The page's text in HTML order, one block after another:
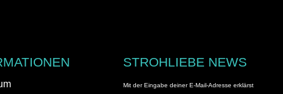
STROHLIEBE NEWS
Mit der Eingabe deiner E-Mail-Adresse erklärst